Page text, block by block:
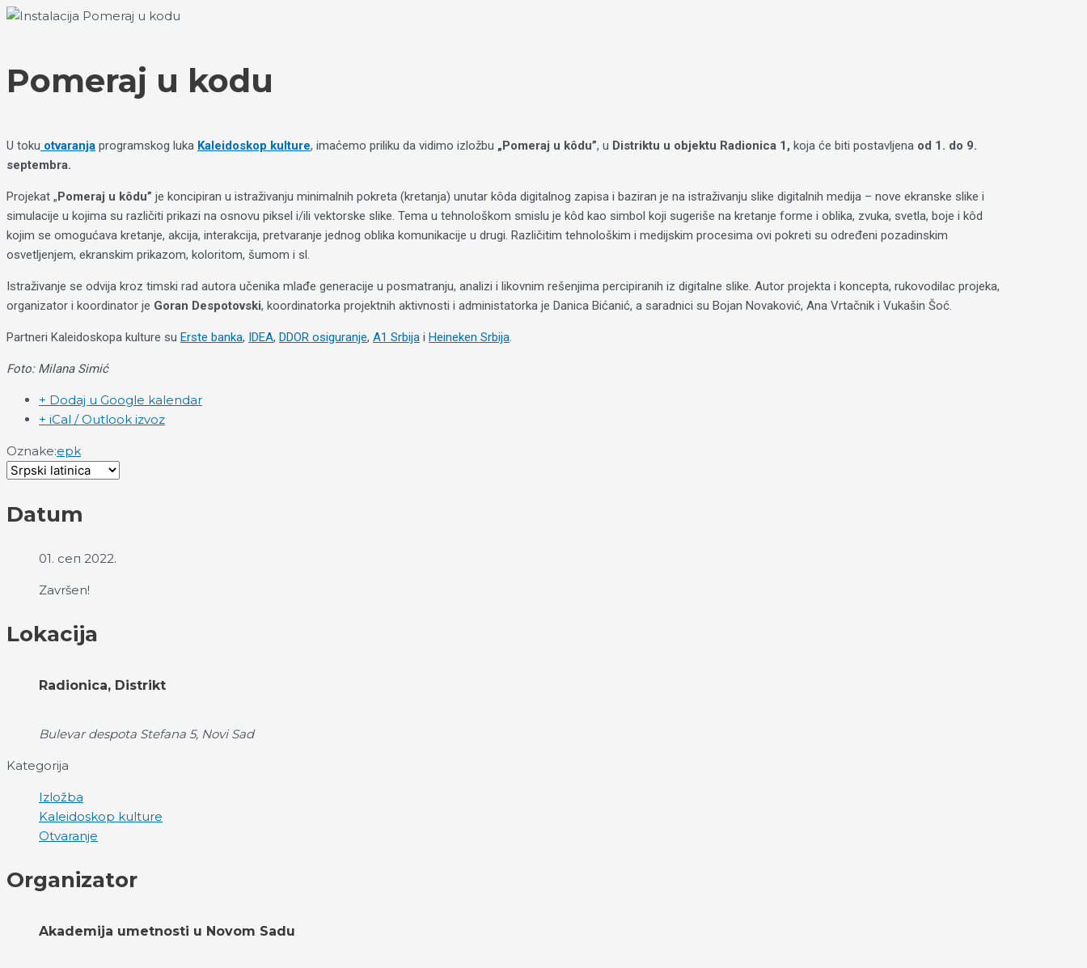
Пређи
Pomeraj u kodu
U toku otvaranja programskog luka Kaleidoskop kulture, imaćemo priliku da vidimo izložbu „Pomeraj u kôdu”, u Distriktu u objektu Radionica 1, koja će biti postavljena od 1. do 9.
septembra.
Projekat „Pomeraj u kôdu” je koncipiran u istraživanju minimalnih pokreta (kretanja) unutar kôda digitalnog zapisa i baziran je na istraživanju slike digitalnih medija – nove ekranske slike i
simulacije u kojima su različiti prikazi na osnovu piksel i/ili vektorske slike. Tema u tehnološkom smislu je kôd kao simbol koji sugeriše na kretanje forme i oblika, zvuka, svetla, boje i kôd
kojim se omogućava kretanje, akcija, interakcija, pretvaranje jednog oblika komunikacije u drugi. Različitim tehnološkim i medijskim procesima ovi pokreti su određeni pozadinskim
osvetljenjem, ekranskim prikazom, koloritom, šumom i sl.
Istraživanje se odvija kroz timski rad autora učenika mlađe generacije u posmatranju, analizi i likovnim rešenjima percipiranih iz digitalne slike. Autor projekta i koncepta, rukovodilac projeka,
organizator i koordinator je Goran Despotovski, koordinatorka projektnih aktivnosti i administatorka je Danica Bićanić, a saradnici su Bojan Novaković, Ana Vrtačnik i Vukašin Šoć.
Partneri Kaleidoskopa kulture su Erste banka, IDEA, DDOR osiguranje, A1 Srbija i Heineken Srbija.
Foto: Milana Simić
+ Dodaj u Google kalendar
+ iCal / Outlook izvoz
Oznake:epk
Izaberite
Datum
01. сеп 2022.
Završen!
Lokacija
Radionica, Distrikt
Bulevar despota Stefana 5, Novi Sad
Kategorija
Izložba
Kaleidoskop kulture
Otvaranje
Organizator
Akademija umetnosti u Novom Sadu